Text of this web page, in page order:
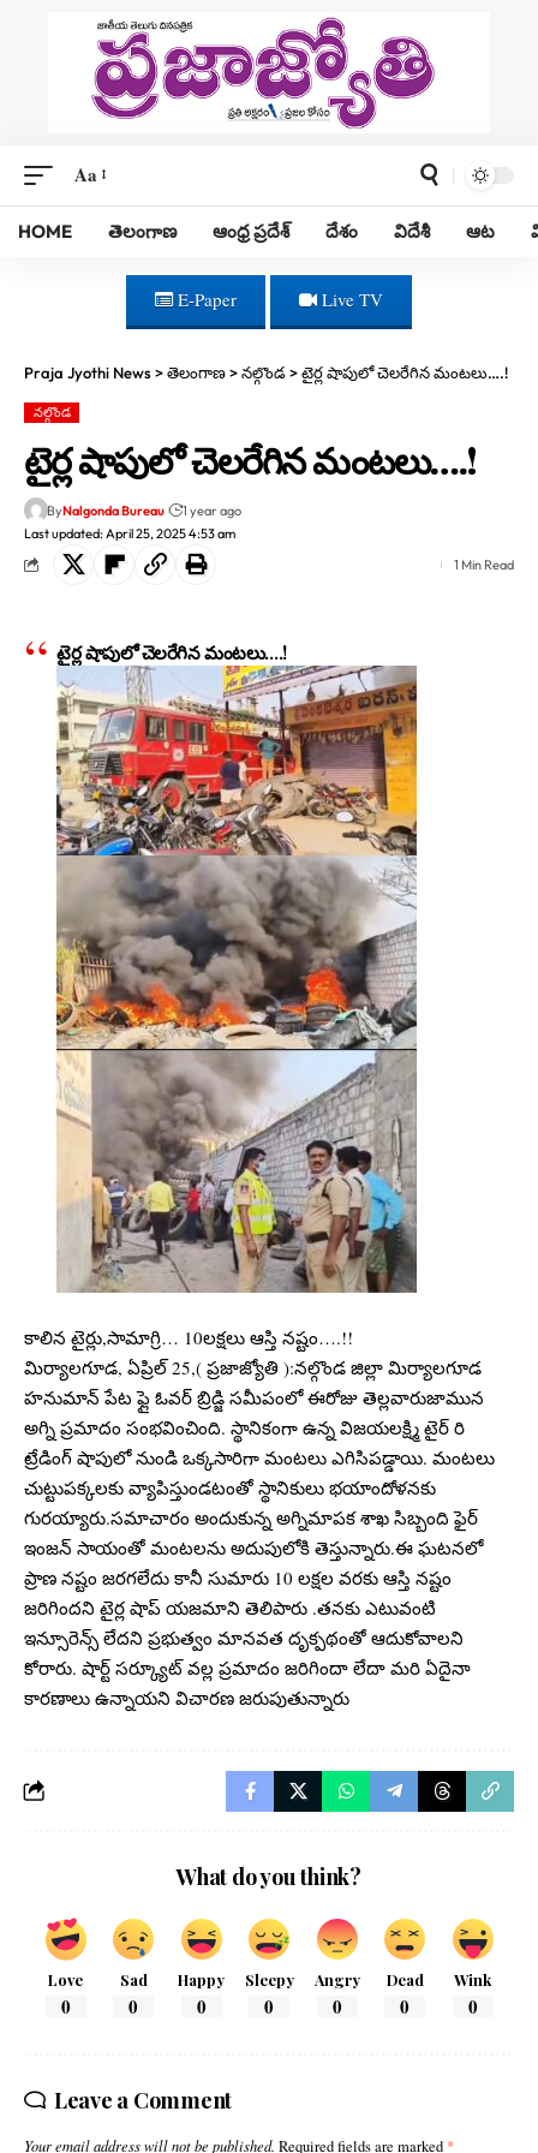
Aa
HOME తెలంగాణ ఆంధ్ర ప్రదేశ్ దేశం విదేశీ ఆట
E-Paper Live TV
Praja Jyothi News>తెలంగాణ>నల్గొండ>టైర్ల షాపులో చెలరేగిన మంటలు….!
నల్గొండ
టైర్ల షాపులో చెలరేగిన మంటలు….!
Last updated: April 25, 2025 4:53 am
ByNalgonda Bureau 1 year ago
1 Min Read
టైర్ల షాపులో చెలరేగిన మంటలు….!
కాలిన టైర్లు,సామాగ్రి… 10లక్షలు ఆస్తి నష్టం….!!
మిర్యాలగూడ, ఏప్రిల్ 25,( ప్రజాజ్యోతి ):నల్గొండ జిల్లా మిర్యాలగూడ
హనుమాన్ పేట ఫ్లై ఓవర్ బ్రిడ్జి సమీపంలో ఈరోజు తెల్లవారుజామున
అగ్ని ప్రమాదం సంభవించింది. స్థానికంగా ఉన్న విజయలక్ష్మి టైర్ రి
ట్రేడింగ్ షాపులో నుండి ఒక్కసారిగా మంటలు ఎగిసిపడ్డాయి. మంటలు
చుట్టుపక్కలకు వ్యాపిస్తుండటంతో స్థానికులు భయాందోళనకు
గురయ్యారు.సమాచారం అందుకున్న అగ్నిమాపక శాఖ సిబ్బంది ఫైర్
ఇంజన్ సాయంతో మంటలను అదుపులోకి తెస్తున్నారు.ఈ ఘటనలో
ప్రాణ నష్టం జరగలేదు కానీ సుమారు 10 లక్షల వరకు ఆస్తి నష్టం
జరిగిందని టైర్ల షాప్ యజమాని తెలిపారు .తనకు ఎటువంటి
ఇన్సూరెన్స్ లేదని ప్రభుత్వం మానవత దృక్పథంతో ఆదుకోవాలని
కోరారు. షార్ట్ సర్క్యూట్ వల్ల ప్రమాదం జరిగిందా లేదా మరి ఏదైనా
కారణాలు ఉన్నాయని విచారణ జరుపుతున్నారు
What do you think?
Love
0
Sad
0
Happy
0
Sleepy
0
Angry
0
Dead
0
Wink
0
Leave a Comment
Your email address will not be published. Required fields are marked *